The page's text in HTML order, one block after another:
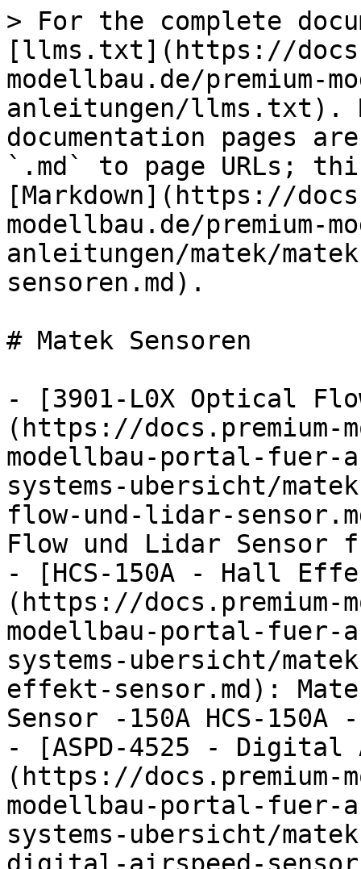
> For the complete
[llms.txt](https://
modellbau.de/premium-
anleitungen/llms.txt).
documentation pages
`.md` to page URLs;
[Markdown](https://
modellbau.de/premium-
anleitungen/matek/
sensoren.md).
# Matek Sensoren
- [3901-L0X Optical
(https://docs.premium-
modellbau-portal-fuer-
systems-ubersicht/
flow-und-lidar-
Flow und Lidar Sensor
- [HCS-150A - Hall
(https://docs.premium-
modellbau-portal-fuer-
systems-ubersicht/
effekt-sensor.md):
Sensor -150A HCS-
- [ASPD-4525 - Digital
(https://docs.premium-
modellbau-portal-fuer-
systems-ubersicht/